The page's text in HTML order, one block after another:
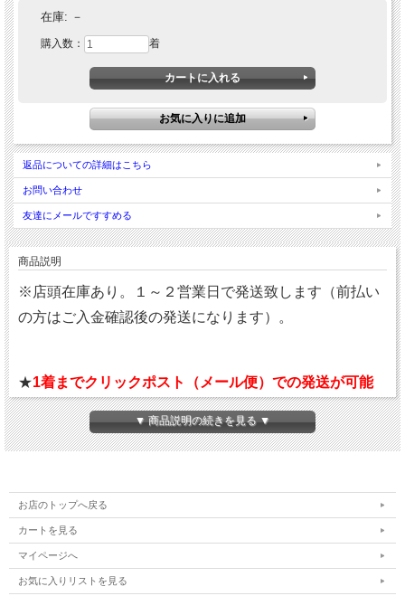
在庫: －
購入数： 着
返品についての詳細はこちら
お問い合わせ
友達にメールですすめる
商品説明
※店頭在庫あり。１～２営業日で発送致します（前払い
の方はご入金確認後の発送になります）。
★1着までクリックポスト（メール便）での発送が可能
です。（全国一律送料￥220）
★代引不可、ポストへの投函で配達終了となります。
軽量の布帛素材採用のピステジャケット。
▼ 商品説明の続きを見る ▼
お店のトップへ戻る
カートを見る
マイページへ
お気に入りリストを見る